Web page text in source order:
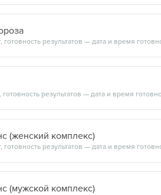
(женский комплекс)
(мужской комплекс)